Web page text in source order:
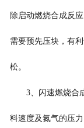
除启动燃烧合成反
需要预先压块，有
松。
3、闪速燃烧合
料速度及氮气的压